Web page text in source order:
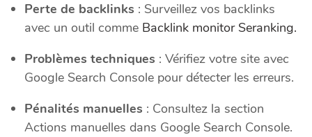
Perte de backlinks : Surveillez vos backlinks
avec un outil comme Backlink monitor Seranking.
Problèmes techniques : Vérifiez votre site avec
Google Search Console pour détecter les erreurs.
Pénalités manuelles : Consultez la section
Actions manuelles dans Google Search Console.